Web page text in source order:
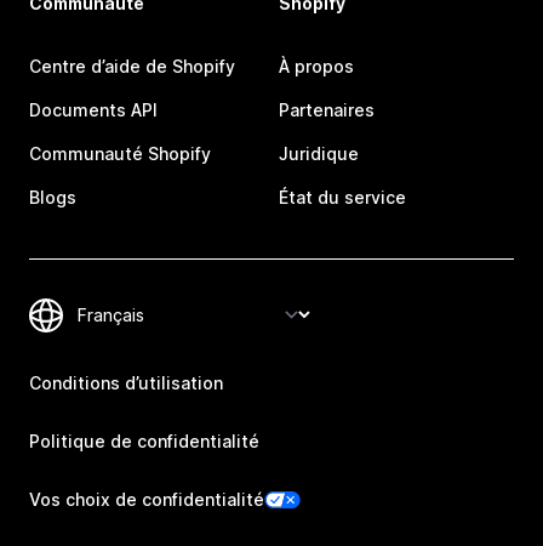
Centre d’aide de Shopify
Documents API
Communauté Shopify
Blogs
À propos
Partenaires
Juridique
État du service
Conditions d’utilisation
Politique de confidentialité
Vos choix de confidentialité